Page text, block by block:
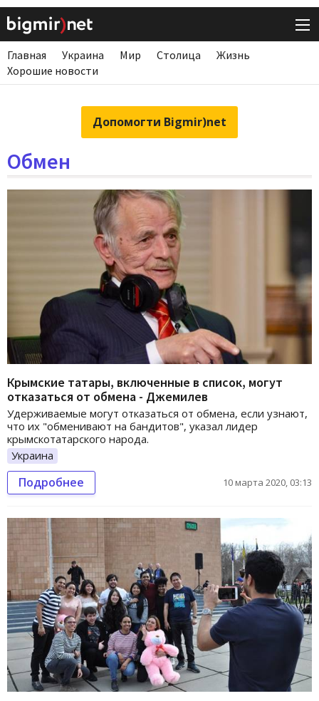
Главная Украина Мир Столица
Жизнь
Хорошие новости
Допомогти Bigmir)net
Обмен
Крымские татары, включенные в список, могут
отказаться от обмена - Джемилев
Удерживаемые могут отказаться от обмена, если узнают,
что их "обменивают на бандитов", указал лидер
крымскотатарского народа.
Украина
Подробнее 10 марта 2020, 03:13